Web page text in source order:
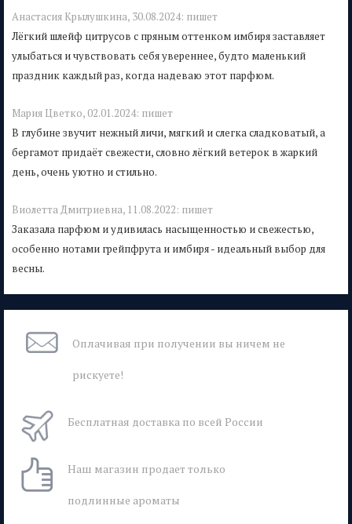
Анастасия Крылушкина, 30.08.2024: пишет
Лёгкий шлейф цитрусов с пряным оттенком имбиря заставляет
улыбаться и чувствовать себя увереннее, будто маленький
праздник каждый раз, когда надеваю этот парфюм.
Mария Цветко, 02.01.2024: пишет
В глубине звучит нежный личи, мягкий и слегка сладковатый, а
бергамот придаёт свежести, словно лёгкий ветерок в жаркий
день, очень уютно и стильно.
Виолетта Дмитриевна, 11.08.2022: пишет
Заказала парфюм и удивилась насыщенностью и свежестью,
особенно нотами грейпфрута и имбиря - идеальный выбор для
весны.
Оплачивая при получении вы ничем не
рискуете!
Бесплатная доставка по всей России
Наш магазин продает только
подлинные ароматы